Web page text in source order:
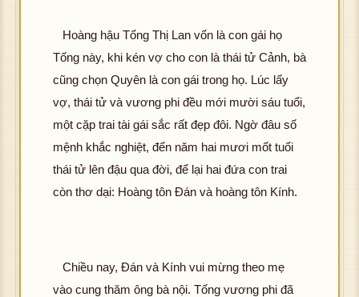
Hoàng hậu Tống Thị Lan vốn là con gái họ
Tống này, khi kén vợ cho con là thái tử Cảnh, bà
cũng chọn Quyên là con gái trong họ. Lúc lấy
vợ, thái tử và vương phi đều mới mười sáu tuổi,
một cặp trai tài gái sắc rất đẹp đôi. Ngờ đâu số
mệnh khắc nghiệt, đến năm hai mươi mốt tuổi
thái tử lên đậu qua đời, để lại hai đứa con trai
còn thơ dại: Hoàng tôn Đán và hoàng tôn Kính.
Chiều nay, Đán và Kính vui mừng theo mẹ
vào cung thăm ông bà nội. Tống vương phi đã